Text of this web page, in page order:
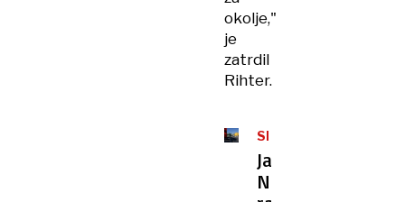
okolje,"
je
zatrdil
Rihter.
SEŽIG
ODPADKOV
Janković:
Na